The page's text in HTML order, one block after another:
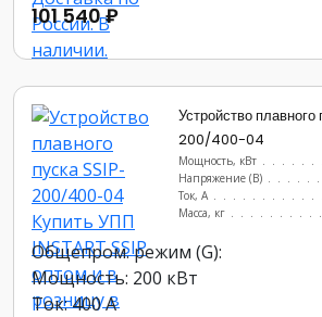
101 540 ₽
Устройство плавного
200/400-04
Мощность, кВт
Напряжение (В)
Ток, А
Масса, кг
Общепром. режим (G):
Мощность: 200 кВт
Ток: 400 А